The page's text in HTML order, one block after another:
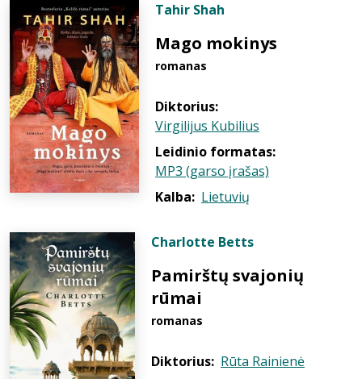
Tahir Shah
Mago mokinys
romanas
Diktorius:
Virgilijus Kubilius
Leidinio formatas:
MP3 (garso įrašas)
Kalba: Lietuvių
Charlotte Betts
Pamirštų svajonių
rūmai
romanas
Diktorius: Rūta Rainienė